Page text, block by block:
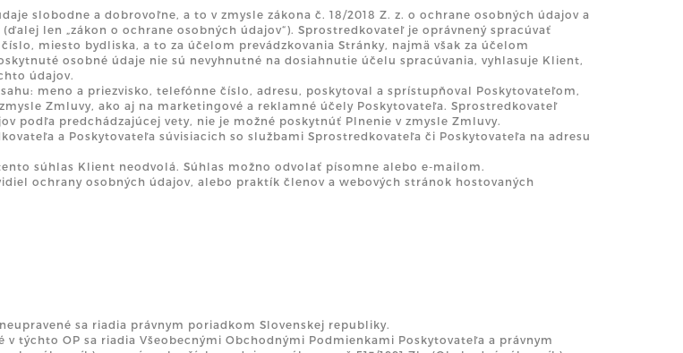
slobodne a dobrovoľne, a to v zmysle zákona č. 18/2018 Z. z. o ochrane osobných údajov a
len „zákon o ochrane osobných údajov“). Sprostredkovateľ je oprávnený spracúvať
miesto bydliska, a to za účelom prevádzkovania Stránky, najmä však za účelom
osobné údaje nie sú nevyhnutné na dosiahnutie účelu spracúvania, vyhlasuje Klient,
údajov.
meno a priezvisko, telefónne číslo, adresu, poskytoval a sprístupňoval Poskytovateľom,
Zmluvy, ako aj na marketingové a reklamné účely Poskytovateľa. Sprostredkovateľ
podľa predchádzajúcej vety, nie je možné poskytnúť Plnenie v zmysle Zmluvy.
a Poskytovateľa súvisiacich so službami Sprostredkovateľa či Poskytovateľa na adresu
súhlas Klient neodvolá. Súhlas možno odvolať písomne alebo e-mailom.
ochrany osobných údajov, alebo praktík členov a webových stránok hostovaných
sa riadia právnym poriadkom Slovenskej republiky.
týchto OP sa riadia Všeobecnými Obchodnými Podmienkami Poskytovateľa a právnym